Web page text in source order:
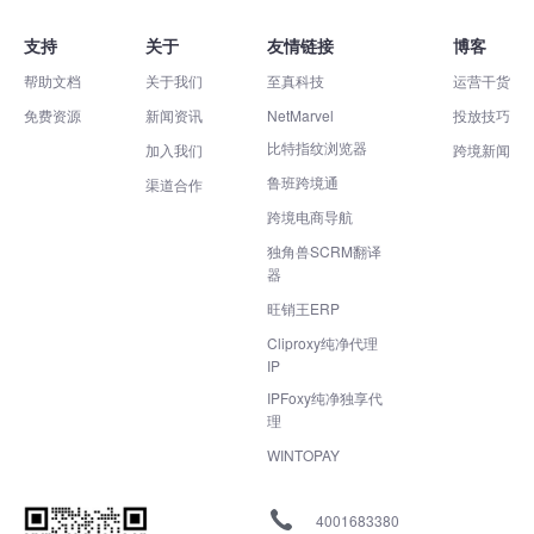
支持
帮助文档
免费资源
关于
关于我们
新闻资讯
加入我们
渠道合作
友情链接
至真科技
NetMarvel
比特指纹浏览器
鲁班跨境通
跨境电商导航
独角兽SCRM翻译
器
旺销王ERP
Cliproxy纯净代理
IP
IPFoxy纯净独享代
理
WINTOPAY
博客
运营干货
投放技巧
跨境新闻
4001683380